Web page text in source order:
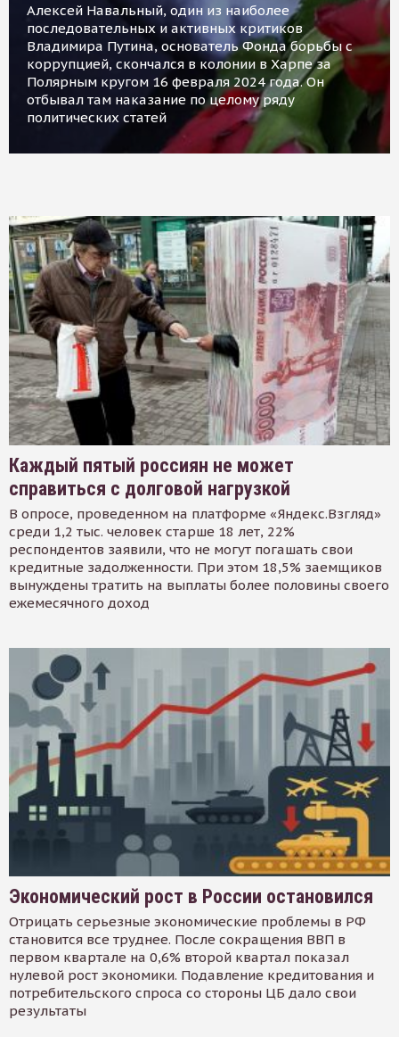
Алексей Навальный, один из наиболее
последовательных и активных критиков
Владимира Путина, основатель Фонда борьбы с
коррупцией, скончался в колонии в Харпе за
Полярным кругом 16 февраля 2024 года. Он
отбывал там наказание по целому ряду
политических статей
Каждый пятый россиян не может
справиться с долговой нагрузкой
В опросе, проведенном на платформе «Яндекс.Взгляд»
среди 1,2 тыс. человек старше 18 лет, 22%
респондентов заявили, что не могут погашать свои
кредитные задолженности. При этом 18,5% заемщиков
вынуждены тратить на выплаты более половины своего
ежемесячного доход
Экономический рост в России остановился
Отрицать серьезные экономические проблемы в РФ
становится все труднее. После сокращения ВВП в
первом квартале на 0,6% второй квартал показал
нулевой рост экономики. Подавление кредитования и
потребительского спроса со стороны ЦБ дало свои
результаты